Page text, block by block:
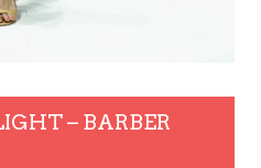
– BARBER